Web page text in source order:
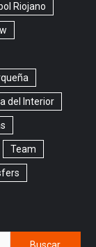
Riojano
del Interior
Team